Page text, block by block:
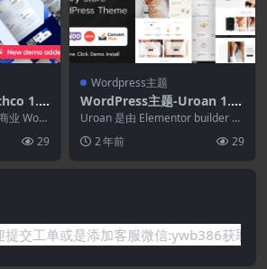
1.
Word
业 Word
29
Wordpress主题
WordPress主题-Uroan 1.4.
4–珠宝和装饰品商店WordPr
ess主题
Uroan 是由 Elementor builder 提
供支持的珠宝 AJAX ...
2 年前 29
或是添加客服微信:ywb386获取帮助！